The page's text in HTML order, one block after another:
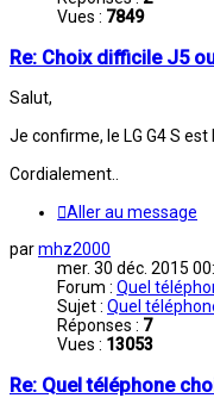
Vues : 7849
Re: Choix difficile J5
Salut,
Je confirme, le LG G4 S
Cordialement..
Aller au message
parmhz2000
mer. 30 déc. 2015
Forum : Quel
Sujet : Quel
Réponses : 7
Vues : 13053
Re: Quel téléphone